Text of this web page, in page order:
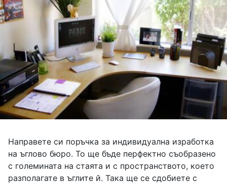
Направете си поръчка за индивидуална изработка
на ъглово бюро. То ще бъде перфектно съобразено
с големината на стаята и с пространството, което
разполагате в ъглите й. Така ще се сдобиете с